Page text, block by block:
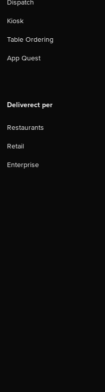
Dispatch
Kiosk
Table Ordering
App Quest
Deliverect per
Restaurants
Retail
Enterprise